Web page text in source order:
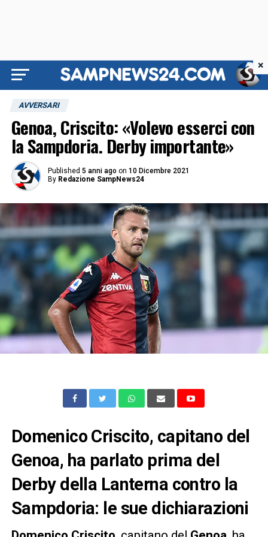
AVVERSARI
Genoa, Criscito: «Volevo esserci con
la Sampdoria. Derby importante»
Published 5 anni ago on 10 Dicembre 2021
By Redazione SampNews24
Domenico Criscito, capitano del
Genoa, ha parlato prima del
Derby della Lanterna contro la
Sampdoria: le sue dichiarazioni
×